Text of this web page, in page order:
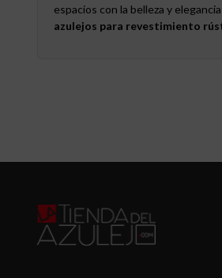
espacios con la belleza y
azulejos para revestimiento